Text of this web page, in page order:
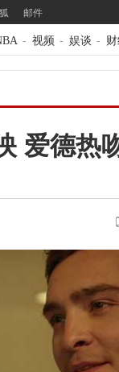
邮件
- 视频 - 娱谈 -
爱德热